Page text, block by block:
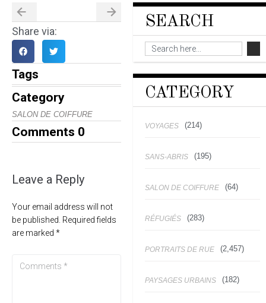
Share via:
Tags
Category
SALON DE COIFFURE
Comments 0
Leave a Reply
Your email address will not
be published. Required fields
are marked *
SEARCH
CATEGORY
VOYAGES (214)
SANS-ABRIS (195)
SALON DE COIFFURE (64)
RÉFUGIÉS (283)
PORTRAITS DE RUE (2,457)
PAYSAGES URBAINS (182)